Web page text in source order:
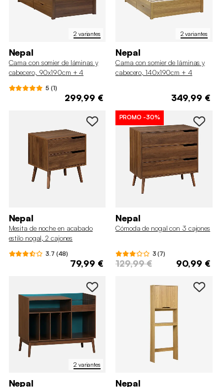
2 variantes
Nepal
Cama con somier de láminas y
cabecero, 90x190cm + 4
5 (1)
299,99 €
2 variantes
Nepal
Cama con somier de láminas y
cabecero, 140x190cm + 4
349,99 €
Nepal
Mesita de noche en acabado
estilo nogal, 2 cajones
3.7 (48)
79,99 €
PROMO -30%
Nepal
Cómoda de nogal con 3 cajones
3 (7)
129,99 € 90,99 €
2 variantes
Nepal Nepal